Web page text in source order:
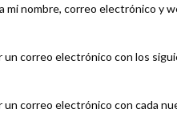
mi nombre, correo electrónico y
un correo electrónico con los
un correo electrónico con cada